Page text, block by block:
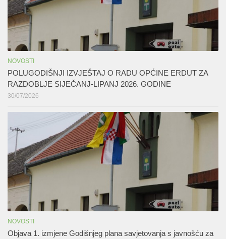
NOVOSTI
POLUGODIŠNJI IZVJEŠTAJ O RADU OPĆINE ERDUT ZA
RAZDOBLJE SIJEČANJ-LIPANJ 2026. GODINE
30/07/2026
NOVOSTI
Objava 1. izmjene Godišnjeg plana savjetovanja s javnošću za